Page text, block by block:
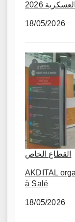
2026
18/05/2026
القطاع الخاص
AKDITAL
à Salé
18/05/2026